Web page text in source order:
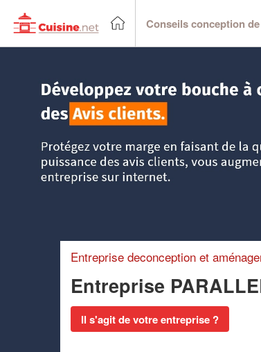
Conseils conception
Entreprise deconception et
Entreprise
Il s'agit de votre entreprise ?